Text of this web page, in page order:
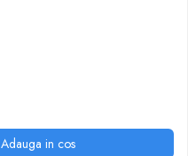
Adauga in cos